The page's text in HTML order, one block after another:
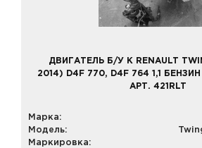
ДВИГАТЕЛЬ Б/У К RENAULT
2014) D4F 770, D4F 764 1,1
АРТ. 421RLT
Марка:
Модель:
Маркировка: